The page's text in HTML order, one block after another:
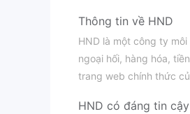
Thông tin về HND
HND là một công ty môi
ngoại hối, hàng hóa,
trang web chính thức
HND có đáng tin